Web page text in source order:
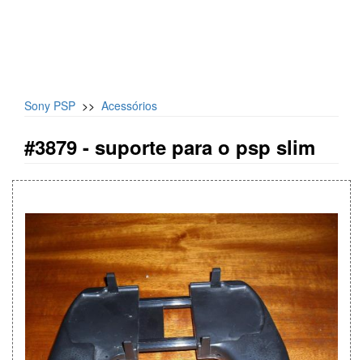
Sony PSP >> Acessórios
#3879 - suporte para o psp slim